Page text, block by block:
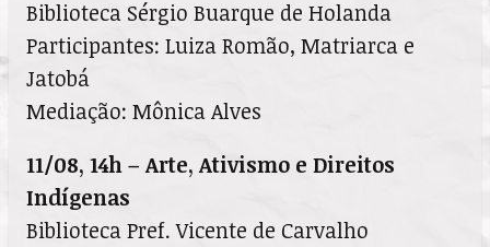
Biblioteca Sérgio Buarque de Holanda
Participantes: Luiza Romão, Matriarca e
Jatobá
Mediação: Mônica Alves
11/08, 14h – Arte, Ativismo e Direitos
Indígenas
Biblioteca Pref. Vicente de Carvalho